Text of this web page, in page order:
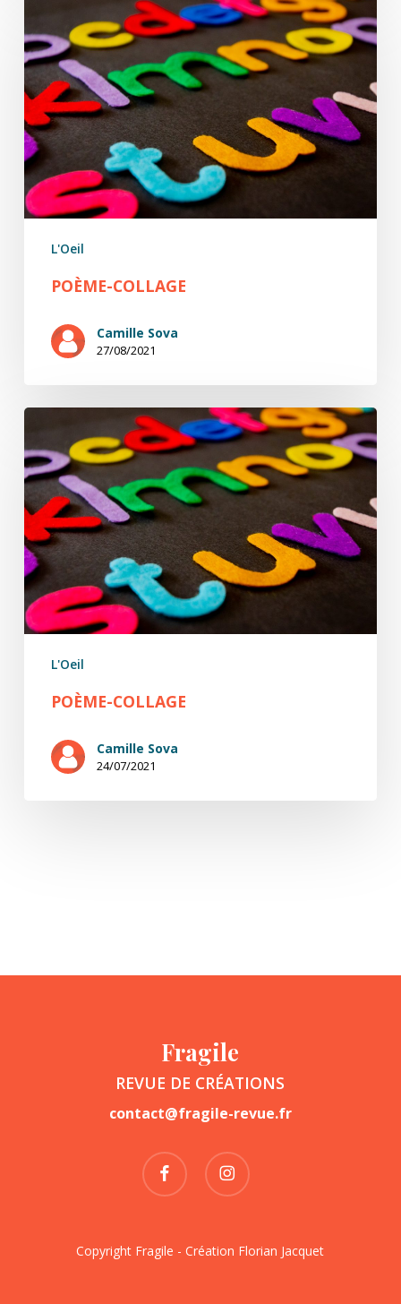
collage
L'Oeil
POÈME-COLLAGE
Camille Sova
27/08/2021
L'Oeil
POÈME-COLLAGE
Camille Sova
24/07/2021
Fragile
REVUE DE CRÉATIONS
contact@fragile-revue.fr
facebook instagram
Copyright Fragile - Création Florian Jacquet